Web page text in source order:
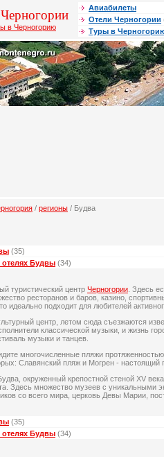
в Черногорию
Авиабилеты
Отели Черногории
Туры в
/ регионы / Будва
(35)
Будвы (34)
туристический центр Черногории. Здесь
ресторанов и баров, казино,
идеально подходит для любителей
центр, летом сюда съезжаются
классической музыки, и жизнь
музыки и танцев.
многочисленные пляжи
Славянский пляж и Могрен - настоящий
окруженный крепостной стеной XV
Здесь множество музеев с уникальными
со всего мира, церковь Девы Марии,
(35)
Будвы (34)